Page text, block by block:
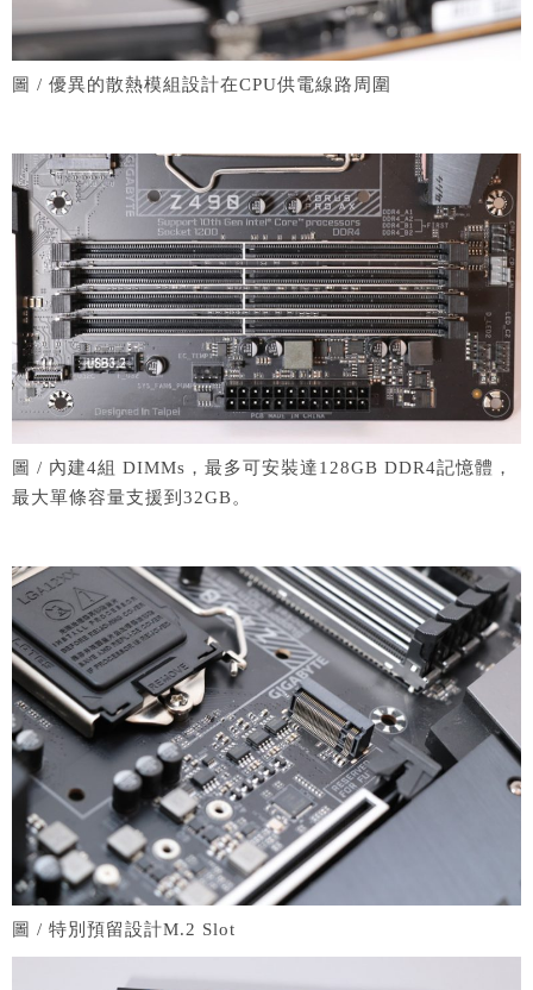
圖 / 優異的散熱模組設計在CPU供電線路周圍
圖 / 內建4組 DIMMs，最多可安裝達128GB DDR4記憶體，
最大單條容量支援到32GB。
圖 / 特別預留設計M.2 Slot